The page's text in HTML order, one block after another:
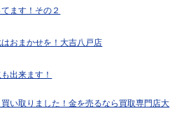
ます！その２
おまかせを！大吉八戸店
出来ます！
い取りました！金を売るなら買取専門店大